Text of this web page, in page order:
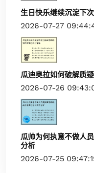
生日快乐继续沉淀下
2026-07-27
瓜迪奥拉如何破解质
2026-07-26
瓜帅为何执意不做人
分析
2026-07-25